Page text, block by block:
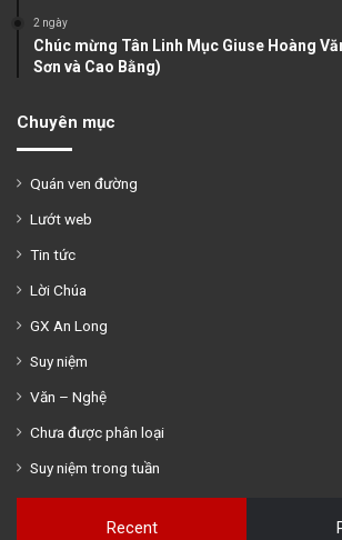
2 ngày
Chúc mừng Tân Linh Mục Giuse Hoàng
Sơn và Cao Bằng)
Chuyên mục
Quán ven đường
Lướt web
Tin tức
Lời Chúa
GX An Long
Suy niệm
Văn – Nghệ
Chưa được phân loại
Suy niệm trong tuần
Recent